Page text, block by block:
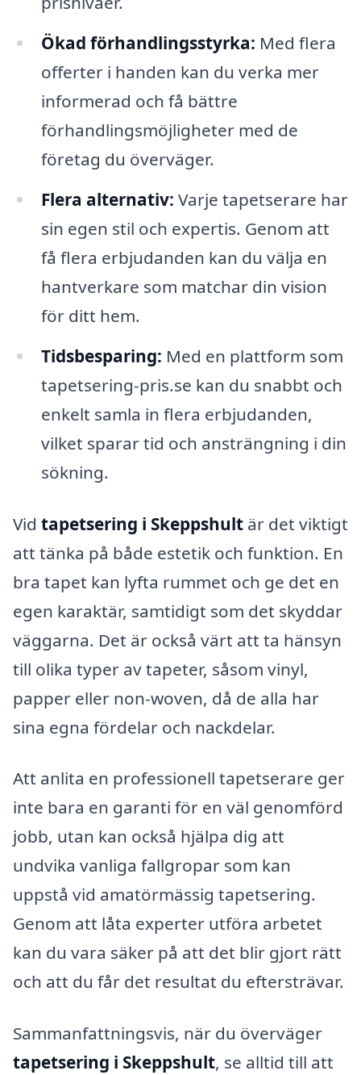
Ökad förhandlingsstyrka: Med flera
offerter i handen kan du verka mer
informerad och få bättre
förhandlingsmöjligheter med de
företag du överväger.
Flera alternativ: Varje tapetserare har
sin egen stil och expertis. Genom att
få flera erbjudanden kan du välja en
hantverkare som matchar din vision
för ditt hem.
Tidsbesparing: Med en plattform som
tapetsering-pris.se kan du snabbt och
enkelt samla in flera erbjudanden,
vilket sparar tid och ansträngning i din
sökning.
Vid tapetsering i Skeppshult är det viktigt
att tänka på både estetik och funktion. En
bra tapet kan lyfta rummet och ge det en
egen karaktär, samtidigt som det skyddar
väggarna. Det är också värt att ta hänsyn
till olika typer av tapeter, såsom vinyl,
papper eller non-woven, då de alla har
sina egna fördelar och nackdelar.
Att anlita en professionell tapetserare ger
inte bara en garanti för en väl genomförd
jobb, utan kan också hjälpa dig att
undvika vanliga fallgropar som kan
uppstå vid amatörmässig tapetsering.
Genom att låta experter utföra arbetet
kan du vara säker på att det blir gjort rätt
och att du får det resultat du eftersträvar.
Sammanfattningsvis, när du överväger
tapetsering i Skeppshult, se alltid till att